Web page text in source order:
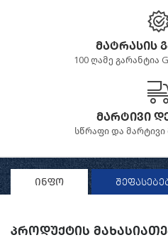
მატრასის
100 ღამე გარანტია
მარტივი
სწრაფი და მარტივი
ინფო
პროდუქტის